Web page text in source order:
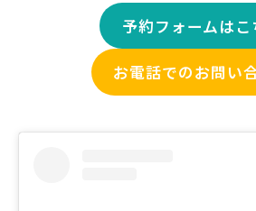
予約フォームはこ
お電話でのお問い